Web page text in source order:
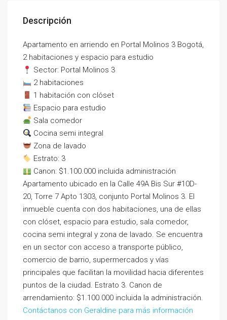
Descripción
Apartamento en arriendo en Portal Molinos 3 Bogotá,
2 habitaciones y espacio para estudio
Sector: Portal Molinos 3
2 habitaciones
1 habitación con clóset
Espacio para estudio
Sala comedor
Cocina semi integral
Zona de lavado
Estrato: 3
Canon: $1.100.000 incluida administración
Apartamento ubicado en la Calle 49A Bis Sur #10D-
20, Torre 7 Apto 1303, conjunto Portal Molinos 3. El
inmueble cuenta con dos habitaciones, una de ellas
con clóset, espacio para estudio, sala comedor,
cocina semi integral y zona de lavado. Se encuentra
en un sector con acceso a transporte público,
comercio de barrio, supermercados y vías
principales que facilitan la movilidad hacia diferentes
puntos de la ciudad. Estrato 3. Canon de
arrendamiento: $1.100.000 incluida la administración.
Contáctanos con Geraldine para más información